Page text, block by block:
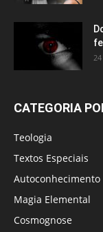
CATEGORIA
Teologia
Textos Especiais
Autoconhecimento
Magia Elemental
Cosmognose